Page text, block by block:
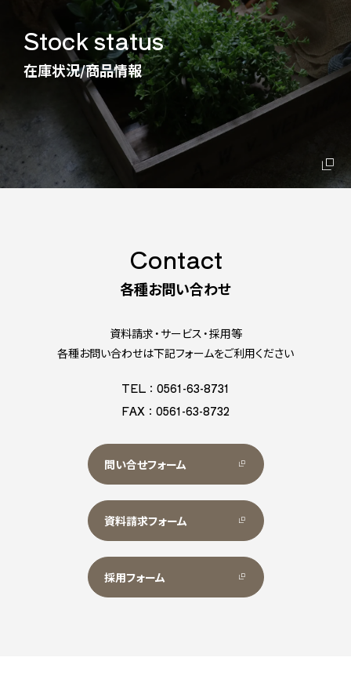
Stock status
在庫状況/商品情報
Contact
各種お問い合わせ
資料請求・サービス・採用等
各種お問い合わせは下記フォームをご利用ください
TEL：0561-63-8731
FAX：0561-63-8732
問い合せフォーム
資料請求フォーム
採用フォーム